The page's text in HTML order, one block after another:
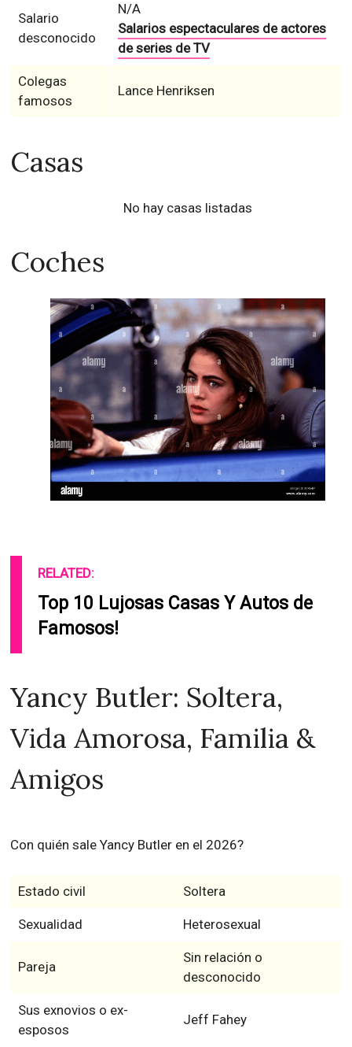
Salario
desconocido
N/A
Salarios espectaculares de actores
de series de TV
Colegas
famosos
Lance Henriksen
Casas
No hay casas listadas
Coches
RELATED:
Top 10 Lujosas Casas Y Autos de
Famosos!
Yancy Butler: Soltera,
Vida Amorosa, Familia &
Amigos
Con quién sale Yancy Butler en el 2026?
Estado civil Soltera
Sexualidad Heterosexual
Pareja
Sin relación o
desconocido
Sus exnovios o ex-
esposos
Jeff Fahey